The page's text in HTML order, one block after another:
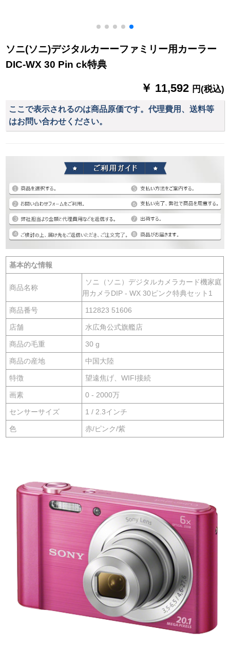
ソニ(ソニ)デジタルカーーファミリー用カーラー
DIC-WX 30 Pin ck特典
￥ 11,592 円(税込)
ここで表示されるのは商品原価です。代理費用、送料等
はお問い合わせください。
基本的な情報
商品名称
ソニ（ソニ）デジタルカメラカード機家庭
用カメラDIP - WX 30ピンク特典セット1
商品番号 112823 51606
店舗 水広角公式旗艦店
商品の毛重 30 g
商品の産地 中国大陸
特徴 望遠焦げ、WIFI接続
画素 0 - 2000万
センサーサイズ 1 / 2.3インチ
色 赤/ピンク/紫